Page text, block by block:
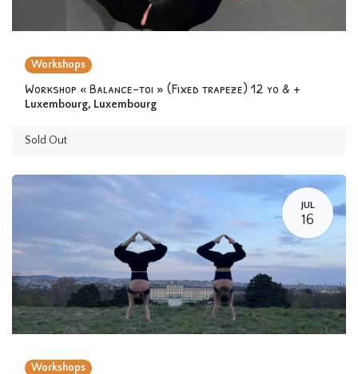
Workshops
Workshop « Balance-toi » (Fixed trapeze) 12 yo & +
Luxembourg, Luxembourg
Sold Out
JUL
16
Workshops